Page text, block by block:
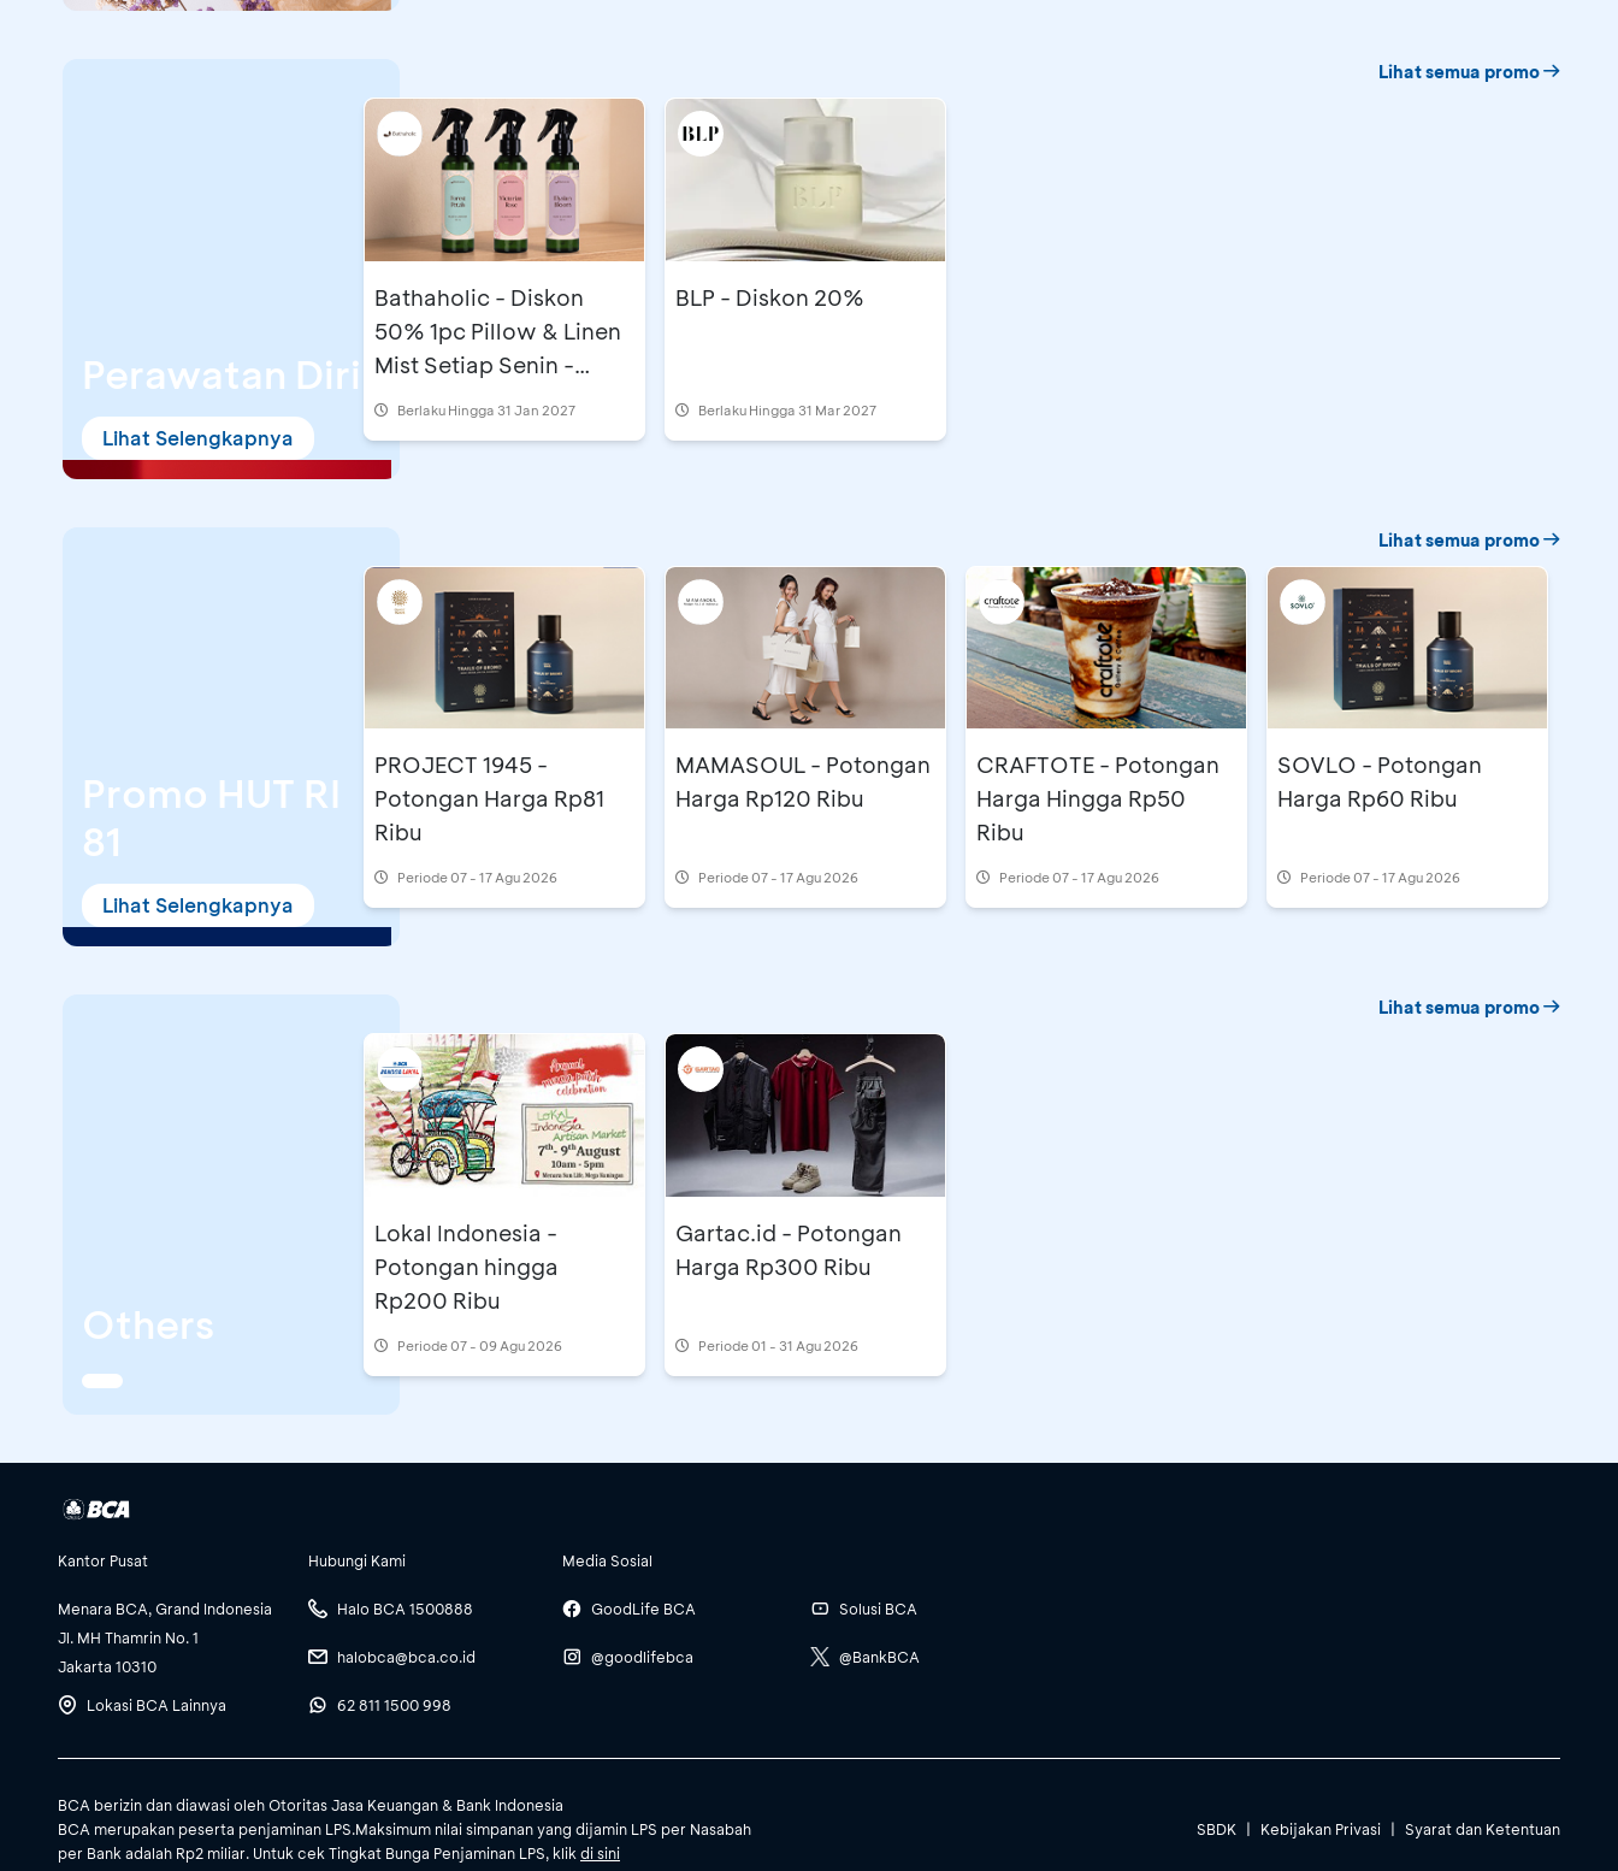
Perawatan Diri
Lihat Selengkapnya
Bathaholic - Diskon
50% 1pc Pillow & Linen
Mist Setiap Senin -
KamisBerlaku Hingga 31 Jan 2027
BLP - Diskon 20%
Berlaku Hingga 31 Mar 2027
Lihat semua promo
Promo HUT RI
81
Lihat Selengkapnya
PROJECT 1945 -
Potongan Harga Rp81
Ribu
Periode07 - 17 Agu 2026
MAMASOUL - Potongan
Harga Rp120 Ribu
Periode07 - 17 Agu 2026
CRAFTOTE - Potongan
Harga Hingga Rp50
Ribu
Periode07 - 17 Agu 2026
SOVLO - Potongan
Harga Rp60 Ribu
Periode07 - 17 Agu 2026
Lihat semua promo
Others
Lokal Indonesia -
Potongan hingga
Rp200 Ribu
Periode07 - 09 Agu 2026
Gartac.id - Potongan
Harga Rp300 Ribu
Periode01 - 31 Agu 2026
Lihat semua promo
Kantor Pusat
Menara BCA, Grand Indonesia
Jl. MH Thamrin No. 1
Jakarta 10310
Lokasi BCA Lainnya
Hubungi Kami
Halo BCA 1500888
halobca@bca.co.id
62 811 1500 998
Media Sosial
GoodLife BCA
@goodlifebca
Solusi BCA
@BankBCA
BCA berizin dan diawasi oleh Otoritas Jasa Keuangan & Bank Indonesia
BCA merupakan peserta penjaminan LPS.Maksimum nilai simpanan yang dijamin LPS per Nasabah
per Bank adalah Rp2 miliar. Untuk cek Tingkat Bunga Penjaminan LPS, klikdi sini
SBDK | Kebijakan Privasi | Syarat dan Ketentuan